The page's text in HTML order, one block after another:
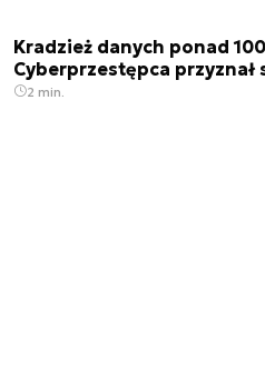
Kradzież danych ponad
Cyberprzestępca przyznał
2 min.